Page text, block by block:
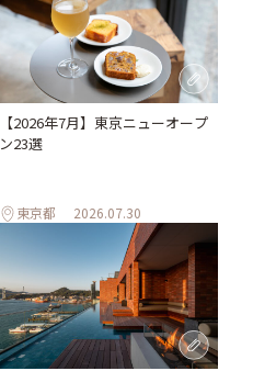
【2026年7月】東京ニューオープ
ン23選
東京都 2026.07.30